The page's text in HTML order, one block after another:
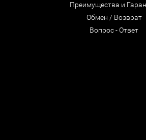
Преимущества и
Обмен / Возврат
Вопрос - Ответ